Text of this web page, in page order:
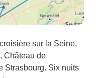
sur la Seine,
Château de
Strasbourg. Six nuits